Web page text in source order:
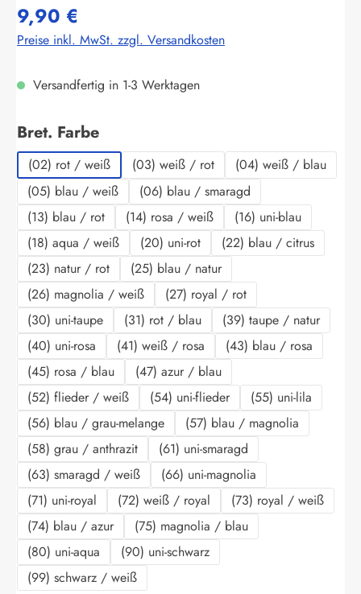
9,90 €
Preise inkl. MwSt. zzgl. Versandkosten
Versandfertig in 1-3 Werktagen
Bret. Farbeauswählen
(02) rot / weiß (03) weiß / rot
(04) weiß / blau
(05) blau / weiß
(06) blau / smaragd
(13) blau / rot
(14) rosa / weiß
(16) uni-blau
(18) aqua / weiß
(20) uni-rot
(22) blau / citrus
(23) natur / rot
(25) blau / natur
(26) magnolia / weiß
(27) royal / rot
(30) uni-taupe
(31) rot / blau
(39) taupe / natur
(40) uni-rosa
(41) weiß / rosa
(43) blau / rosa
(45) rosa / blau
(47) azur / blau
(52) flieder / weiß
(54) uni-flieder
(55) uni-lila
(56) blau / grau-melange
(57) blau / magnolia
(58) grau / anthrazit
(61) uni-smaragd
(63) smaragd / weiß
(66) uni-magnolia
(71) uni-royal
(72) weiß / royal
(73) royal / weiß
(74) blau / azur
(75) magnolia / blau
(80) uni-aqua
(90) uni-schwarz
(99) schwarz / weiß